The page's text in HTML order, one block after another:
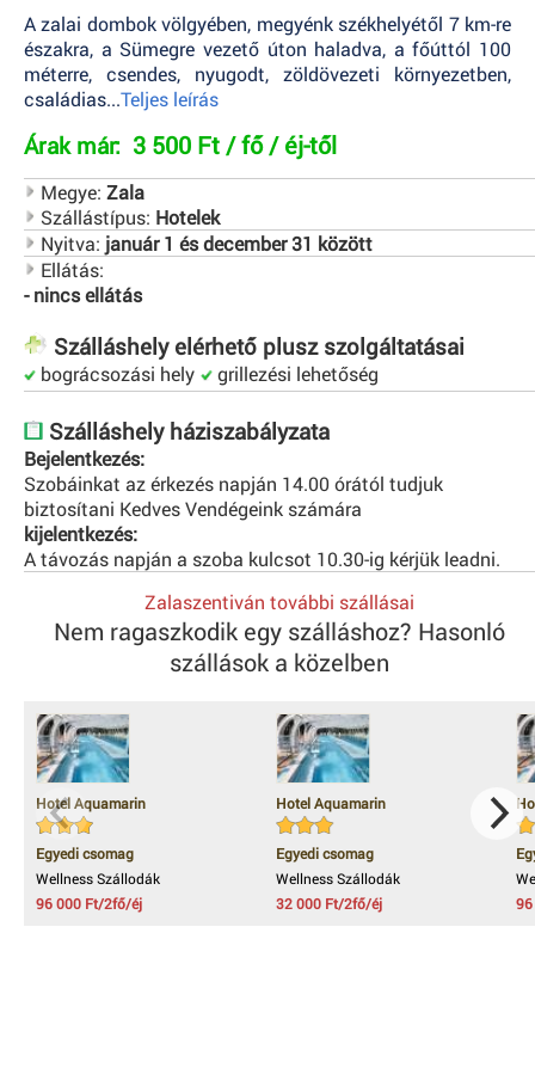
A zalai dombok völgyében, megyénk székhelyétől 7 km-re
északra, a Sümegre vezető úton haladva, a főúttól 100
méterre, csendes, nyugodt, zöldövezeti környezetben,
családias...Teljes leírás
Árak már: 3 500 Ft / fő / éj-től
Megye: Zala
Szállástípus: Hotelek
Nyitva: január 1 és december 31 között
Ellátás:
- nincs ellátás
Szálláshely elérhető plusz szolgáltatásai
bográcsozási hely grillezési lehetőség
Szálláshely háziszabályzata
Bejelentkezés:
Szobáinkat az érkezés napján 14.00 órától tudjuk
biztosítani Kedves Vendégeink számára
kijelentkezés:
A távozás napján a szoba kulcsot 10.30-ig kérjük leadni.
Zalaszentiván további szállásai
Nem ragaszkodik egy szálláshoz? Hasonló
szállások a közelben
Hotel Aquamarin
Egyedi csomag
Wellness Szállodák
96 000 Ft/2fő/éj
Hotel Aquamarin
Egyedi csomag
Wellness Szállodák
32 000 Ft/2fő/éj